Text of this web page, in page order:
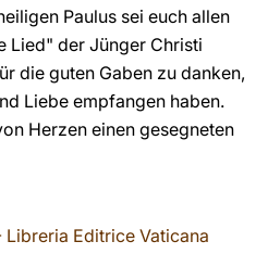
Paulus sei euch allen
Lied" der Jünger Christi
die guten Gaben zu danken,
Liebe empfangen haben.
Herzen einen gesegneten
Editrice Vaticana